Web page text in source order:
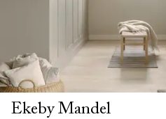
Ekeby Mandel